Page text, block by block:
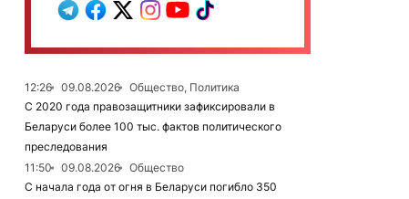
12:26 09.08.2026
Общество, Политика
С 2020 года правозащитники зафиксировали в
Беларуси более 100 тыс. фактов политического
преследования
11:50
09.08.2026
Общество
С начала года от огня в Беларуси погибло 350